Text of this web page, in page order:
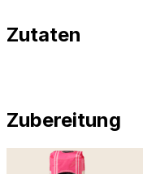
Zutaten
Zubereitung